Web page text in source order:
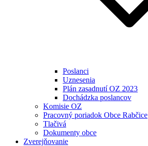
Poslanci
Uznesenia
Plán zasadnutí OZ 2023
Dochádzka poslancov
Komisie OZ
Pracovný poriadok Obce Rabčice
Tlačivá
Dokumenty obce
Zverejňovanie